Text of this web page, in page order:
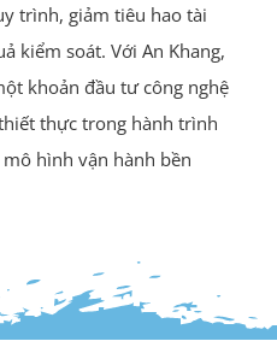
trình, giảm tiêu hao tài
kiểm soát. Với An Khang,
khoản đầu tư công nghệ
thực trong hành trình
hình vận hành bền